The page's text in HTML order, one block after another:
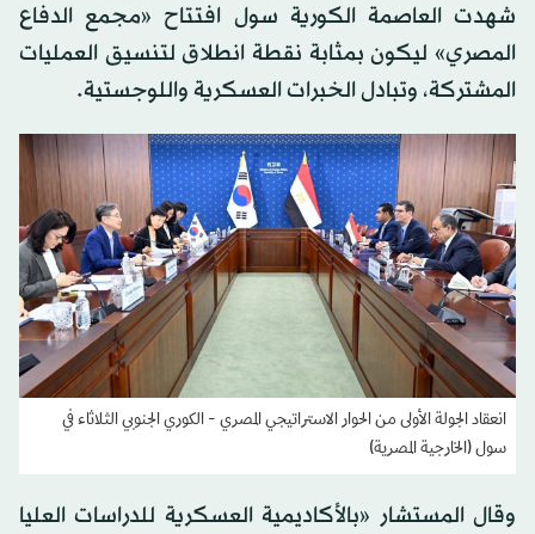
شهدت العاصمة الكورية سول افتتاح «مجمع الدفاع
المصري» ليكون بمثابة نقطة انطلاق لتنسيق العمليات
المشتركة، وتبادل الخبرات العسكرية واللوجستية.
انعقاد الجولة الأولى من الحوار الاستراتيجي المصري - الكوري الجنوبي الثلاثاء في
سول (الخارجية المصرية)
وقال المستشار «بالأكاديمية العسكرية للدراسات العليا